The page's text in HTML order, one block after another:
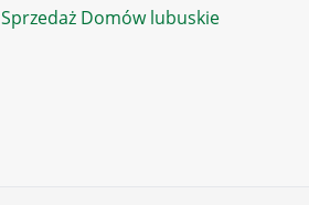
Sprzedaż Domów lubuskie